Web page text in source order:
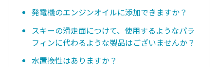
発電機のエンジンオイルに添加できますか？
スキーの滑走面につけて、使用するようなパラ
フィンに代わるような製品はございませんか？
水置換性はありますか？